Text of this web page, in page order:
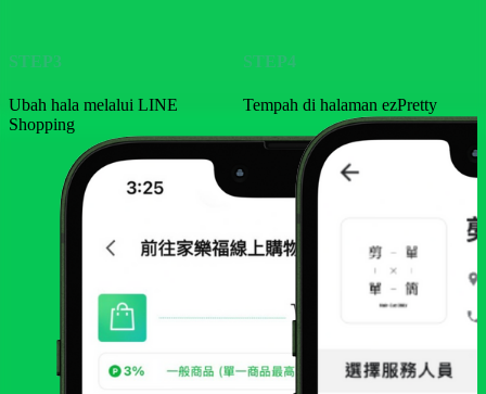
STEP3
Ubah hala melalui LINE
Shopping
STEP4
Tempah di halaman ezPretty